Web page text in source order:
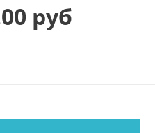
руб